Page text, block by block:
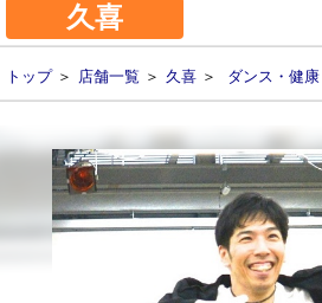
久喜
トップ＞ 店舗一覧 ＞ 久喜 ＞ ダンス・健康